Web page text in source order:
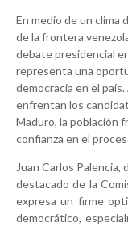
En medio de un clima
de la frontera
debate presidencial
representa una
democracia en el
enfrentan los
Maduro, la población
confianza en el
Juan Carlos Palencia,
destacado de la
expresa un firme
democrático,